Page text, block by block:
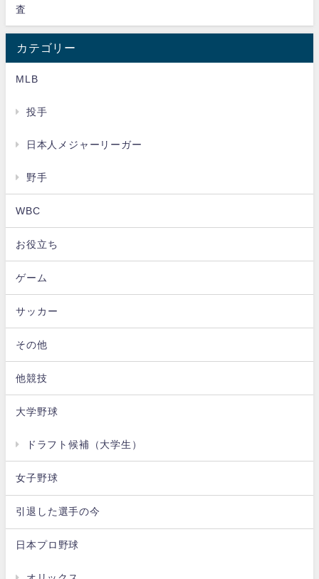
査
カテゴリー
MLB
投手
日本人メジャーリーガー
野手
WBC
お役立ち
ゲーム
サッカー
その他
他競技
大学野球
ドラフト候補（大学生）
女子野球
引退した選手の今
日本プロ野球